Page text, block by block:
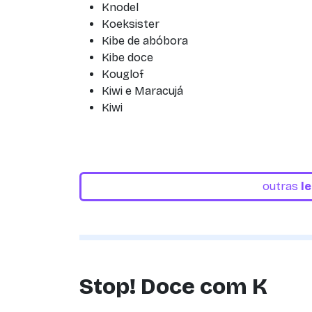
Knodel
Koeksister
Kibe de abóbora
Kibe doce
Kouglof
Kiwi e Maracujá
Kiwi
outras
Stop! Doce com K